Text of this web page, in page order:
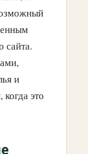
сайта.
и
это